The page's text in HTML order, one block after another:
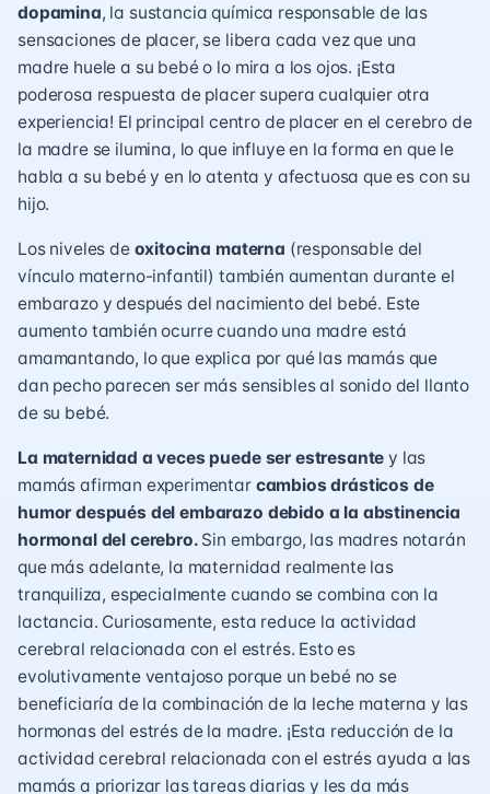
dopamina, la sustancia química responsable de las
sensaciones de placer, se libera cada vez que una
madre huele a su bebé o lo mira a los ojos. ¡Esta
poderosa respuesta de placer supera cualquier otra
experiencia! El principal centro de placer en el cerebro de
la madre se ilumina, lo que influye en la forma en que le
habla a su bebé y en lo atenta y afectuosa que es con su
hijo.
Los niveles de oxitocina materna (responsable del
vínculo materno-infantil) también aumentan durante el
embarazo y después del nacimiento del bebé. Este
aumento también ocurre cuando una madre está
amamantando, lo que explica por qué las mamás que
dan pecho parecen ser más sensibles al sonido del llanto
de su bebé.
La maternidad a veces puede ser estresantey las
mamás afirman experimentar cambios drásticos de
humor después del embarazo debido a la abstinencia
hormonal del cerebro. Sin embargo, las madres notarán
que más adelante, la maternidad realmente las
tranquiliza, especialmente cuando se combina con la
lactancia. Curiosamente, esta reduce la actividad
cerebral relacionada con el estrés. Esto es
evolutivamente ventajoso porque un bebé no se
beneficiaría de la combinación de la leche materna y las
hormonas del estrés de la madre. ¡Esta reducción de la
actividad cerebral relacionada con el estrés ayuda a las
mamás a priorizar las tareas diarias y les da más